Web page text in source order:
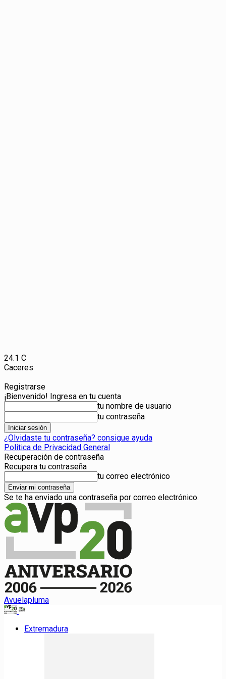
24.1 C
Caceres
Registrarse
¡Bienvenido! Ingresa en tu cuenta
tu nombre de usuario
tu contraseña
¿Olvidaste tu contraseña? consigue ayuda
Politica de Privacidad General
Recuperación de contraseña
Recupera tu contraseña
tu correo electrónico
Se te ha enviado una contraseña por correo electrónico.
Avuelapluma
Extremadura